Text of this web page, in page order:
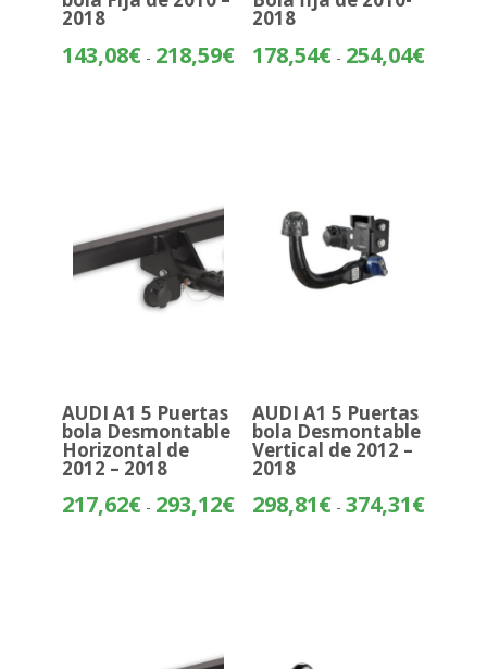
2018
143,08€ - 218,59€Rango
2018
178,54€ - 254,04€Rango
AUDI A1 5 Puertas
bola Desmontable
Horizontal de
2012 – 2018
217,62€ - 293,12€Rango
AUDI A1 5 Puertas
bola Desmontable
Vertical de 2012 –
2018
298,81€ - 374,31€Rango